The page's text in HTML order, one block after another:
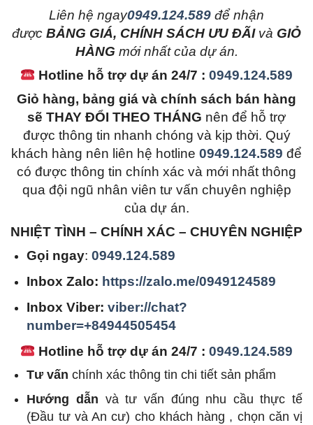
Liên hệ ngay0949.124.589 để nhận
được BẢNG GIÁ, CHÍNH SÁCH ƯU ĐÃIvà GIỎ
HÀNG mới nhất của dự án.
Hotline hỗ trợ dự án 24/7 :0949.124.589
Giỏ hàng, bảng giá và chính sách bán hàng
sẽ THAY ĐỔI THEO THÁNG nên để hỗ trợ
được thông tin nhanh chóng và kịp thời. Quý
khách hàng nên liên hệ hotline 0949.124.589 để
có được thông tin chính xác và mới nhất thông
qua đội ngũ nhân viên tư vấn chuyên nghiệp
của dự án.
NHIỆT TÌNH – CHÍNH XÁC – CHUYÊN NGHIỆP
Gọi ngay:0949.124.589
Inbox Zalo: https://zalo.me/0949124589
Inbox Viber:viber://chat?
number=+84944505454
Hotline hỗ trợ dự án 24/7 :0949.124.589
Tư vấn chính xác thông tin chi tiết sản phẩm
Hướng dẫn và tư vấn đúng nhu cầu thực tế
(Đầu tư và An cư) cho khách hàng , chọn căn vị